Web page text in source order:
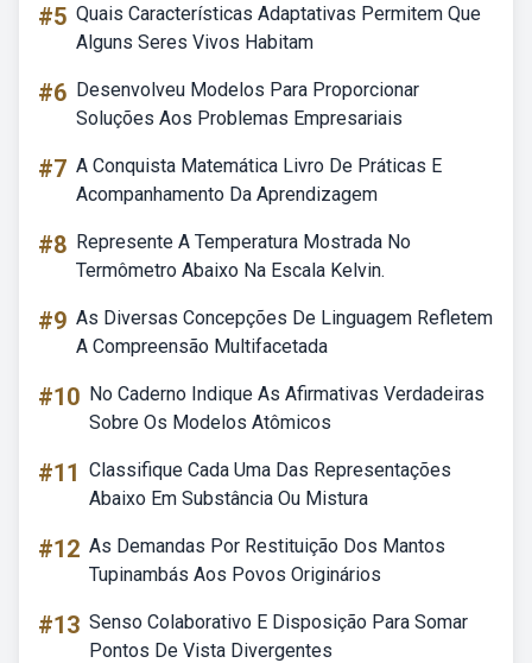
#5 Quais Características Adaptativas Permitem Que
Alguns Seres Vivos Habitam
#6 Desenvolveu Modelos Para Proporcionar
Soluções Aos Problemas Empresariais
#7 A Conquista Matemática Livro De Práticas E
Acompanhamento Da Aprendizagem
#8 Represente A Temperatura Mostrada No
Termômetro Abaixo Na Escala Kelvin.
#9 As Diversas Concepções De Linguagem Refletem
A Compreensão Multifacetada
#10 No Caderno Indique As Afirmativas Verdadeiras
Sobre Os Modelos Atômicos
#11 Classifique Cada Uma Das Representações
Abaixo Em Substância Ou Mistura
#12 As Demandas Por Restituição Dos Mantos
Tupinambás Aos Povos Originários
#13 Senso Colaborativo E Disposição Para Somar
Pontos De Vista Divergentes